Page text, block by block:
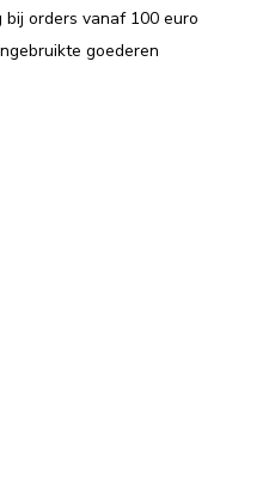
bij orders vanaf 100 euro
goederen